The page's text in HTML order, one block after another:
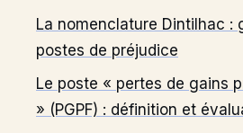
La nomenclature Dintilhac :
postes de préjudice
Le poste « pertes de gains
» (PGPF) : définition et